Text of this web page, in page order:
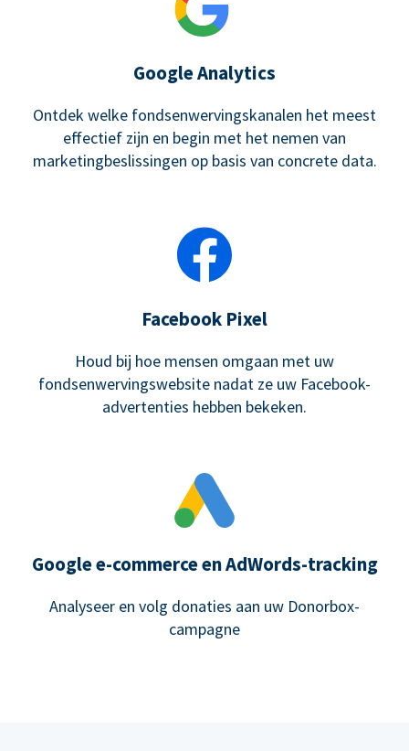
Google Analytics
Ontdek welke fondsenwervingskanalen het meest
effectief zijn en begin met het nemen van
marketingbeslissingen op basis van concrete data.
Facebook Pixel
Houd bij hoe mensen omgaan met uw
fondsenwervingswebsite nadat ze uw Facebook-
advertenties hebben bekeken.
Google e-commerce en AdWords-tracking
Analyseer en volg donaties aan uw Donorbox-
campagne